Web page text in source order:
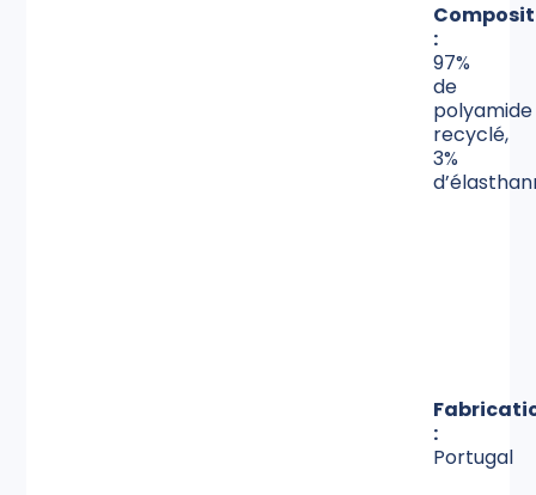
:
97%
de
polyamide
recyclé,
3%
:
Portugal